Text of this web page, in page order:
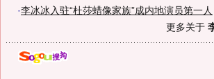
·李冰冰入驻“杜莎蜡像家族”成内地演员第一人
更多关于